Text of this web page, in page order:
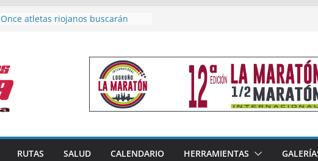
Once atletas riojanos buscarán
Un bronce en 4×400 y tres puestos
de finalista cierran la participación
riojana en en Nacional de Málaga
El equipo femenino del Tritones
Rioja alcanza el podio nacional de
Acuatlón en Calahorra
España absoluto en Disco
Calahorra acoge este fin de semana
RUTAS SALUD CALENDARIO HERRAMIENTAS